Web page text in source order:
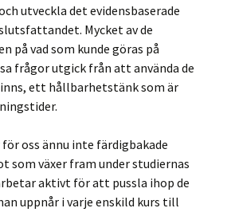
utveckla det evidensbaserade
Mycket av de
på vad som kunde göras på
frågor utgick från att använda de
ett hållbarhetstänk som är
oss ännu inte färdigbakade
som växer fram under studiernas
aktivt för att pussla ihop de
uppnår i varje enskild kurs till